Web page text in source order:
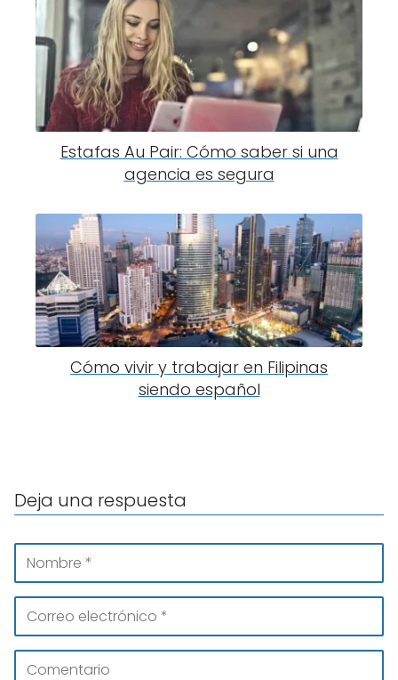
Estafas Au Pair: Cómo saber si una
agencia es segura
Cómo vivir y trabajar en Filipinas
siendo español
Deja una respuesta